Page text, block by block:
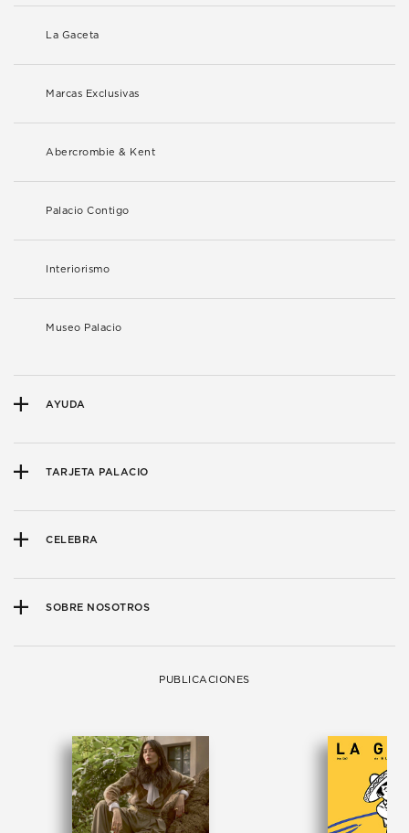
La Gaceta
Marcas Exclusivas
Abercrombie & Kent
Palacio Contigo
Interiorismo
Museo Palacio
AYUDA
TARJETA PALACIO
CELEBRA
SOBRE NOSOTROS
PUBLICACIONES